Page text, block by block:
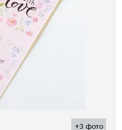
+3 фото